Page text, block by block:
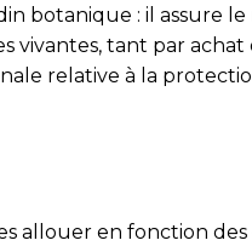
botanique : il assure
vivantes, tant par
relative à la
allouer en fonction